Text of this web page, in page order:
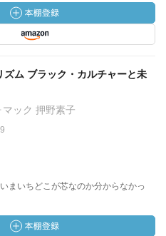
ズム ブラック・カルチャーと未
ック 押野素子
9
まいちどこが芯なのか分からなかっ